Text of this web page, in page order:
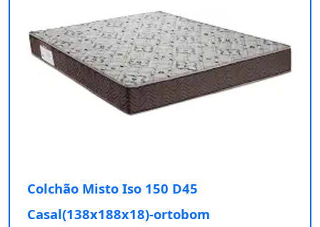
Colchão Misto Iso 150 D45
Casal(138x188x18)-ortobom